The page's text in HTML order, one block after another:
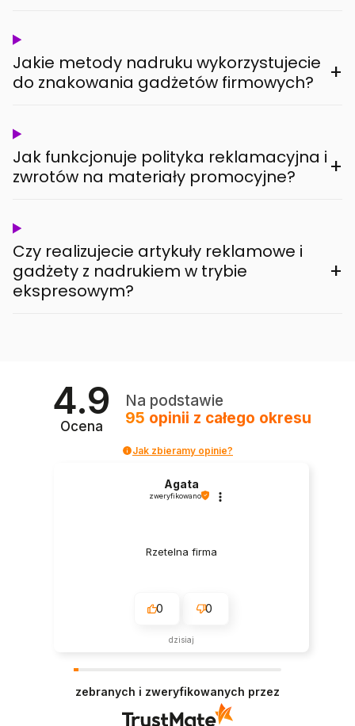
Jakie metody nadruku wykorzystujecie
do znakowania gadżetów firmowych?
+
Jak funkcjonuje polityka reklamacyjna i
zwrotów na materiały promocyjne?
+
Czy realizujecie artykuły reklamowe i
gadżety z nadrukiem w trybie
ekspresowym?
+
4.9
Ocena
Na podstawie
95 opinii z całego okresu
Jak zbieramy opinie?
Agata
zweryfikowano
Rzetelna firma
0 0
dzisiaj
zebranych i zweryfikowanych przez